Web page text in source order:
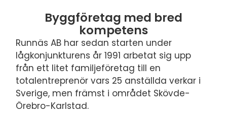
Byggföretag med bred
kompetens
Runnäs AB har sedan starten under
lågkonjunkturens år 1991 arbetat sig upp
från ett litet familjeföretag till en
totalentreprenör vars 25 anställda verkar i
Sverige, men främst i området Skövde-
Örebro-Karlstad.